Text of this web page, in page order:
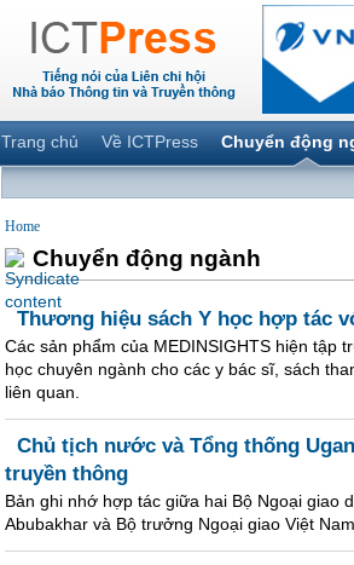
Trang chủ Về ICTPress Chuyển động
Home
Chuyển động ngành
Thương hiệu sách Y học hợp tác
Các sản phẩm của MEDINSIGHTS hiện tập
học chuyên ngành cho các y bác sĩ, sách
liên quan.
Chủ tịch nước và Tổng thống
truyền thông
Bản ghi nhớ hợp tác giữa hai Bộ Ngoại giao
Abubakhar và Bộ trưởng Ngoại giao Việt